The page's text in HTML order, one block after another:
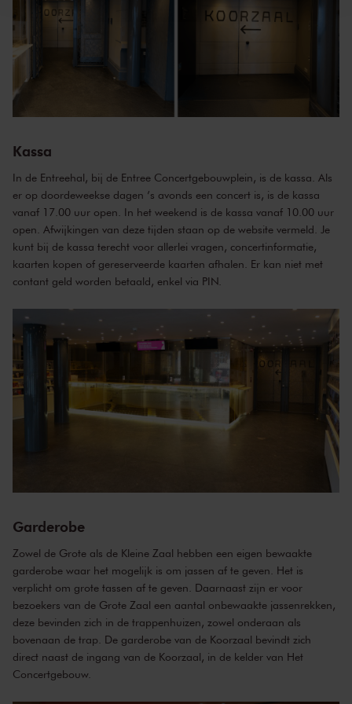
Kassa
In de Entreehal, bij de Entree Concertgebouwplein, is de kassa. Als
er op doordeweekse dagen ’s avonds een concert is, is de kassa
vanaf 17.00 uur open. In het weekend is de kassa vanaf 10.00 uur
open. Afwijkingen van deze tijden staan op de website vermeld. Je
kunt bij de kassa terecht voor allerlei vragen, concertinformatie,
kaarten kopen of gereserveerde kaarten afhalen. Er kan niet met
contant geld worden betaald, enkel via PIN.
Garderobe
Zowel de Grote als de Kleine Zaal hebben een eigen bewaakte
garderobe waar het mogelijk is om jassen af te geven. Het is
verplicht om grote tassen af te geven. Daarnaast zijn er voor
bezoekers van de Grote Zaal een aantal onbewaakte jassenrekken,
deze bevinden zich in de trappenhuizen, zowel onderaan als
bovenaan de trap. De garderobe van de Koorzaal bevindt zich
direct naast de ingang van de Koorzaal, in de kelder van Het
Concertgebouw.